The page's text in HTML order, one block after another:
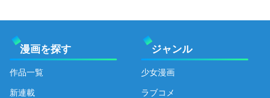
漫画を探す
作品一覧
新連載
ジャンル
少女漫画
ラブコメ